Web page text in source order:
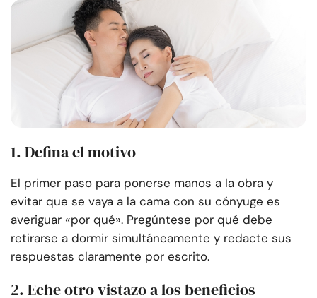
1. Defina el motivo
El primer paso para ponerse manos a la obra y
evitar que se vaya a la cama con su cónyuge es
averiguar «por qué». Pregúntese por qué debe
retirarse a dormir simultáneamente y redacte sus
respuestas claramente por escrito.
2. Eche otro vistazo a los beneficios